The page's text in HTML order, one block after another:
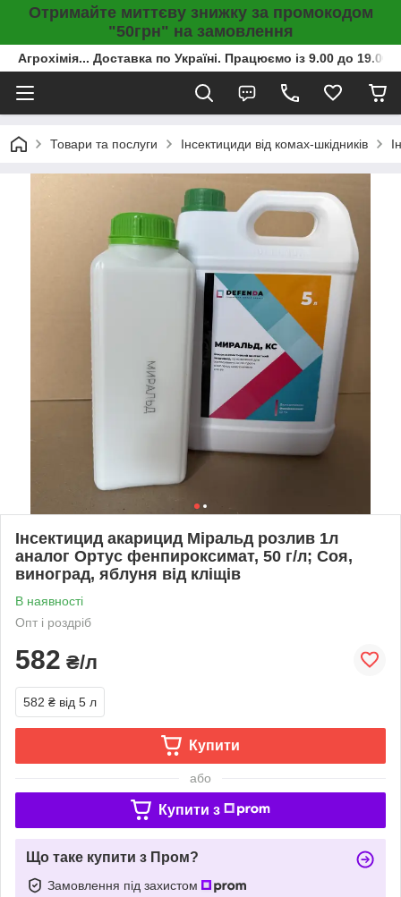
Отримайте миттєву знижку за промокодом
"50грн" на замовлення
Агрохімія... Доставка по Україні. Працюємо із 9.00 до
Товари та послуги Інсектициди від комах-шкідників
Інсектицид акарицид Міральд розлив 1л
аналог Ортус фенпироксимат, 50 г/л; Соя,
виноград, яблуня від кліщів
В наявності
Опт і роздріб
582 ₴/л
582 ₴ від 5 л
Купити
або
Купити з
Що таке купити з Пром?
Замовлення під захистом